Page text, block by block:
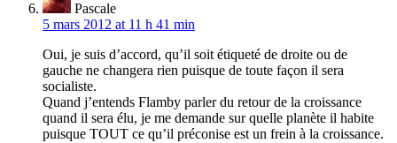
Pascale
5 mars 2012 at 11 h 41 min
Oui, je suis d’accord, qu’il soit étiqueté de droite ou de
gauche ne changera rien puisque de toute façon il sera
socialiste.
Quand j’entends Flamby parler du retour de la croissance
quand il sera élu, je me demande sur quelle planète il habite
puisque TOUT ce qu’il préconise est un frein à la croissance.